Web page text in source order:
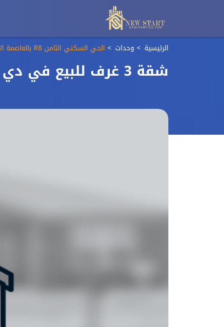
الرئيسية وحدات الحي السكني الثامن R8 بالعاصمة الادارية الجديدة
شقة 3 غرف للبيع في دي جويا العاصمة الادارية